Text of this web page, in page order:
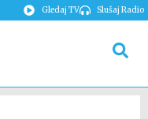
Gledaj TV Slušaj Radio